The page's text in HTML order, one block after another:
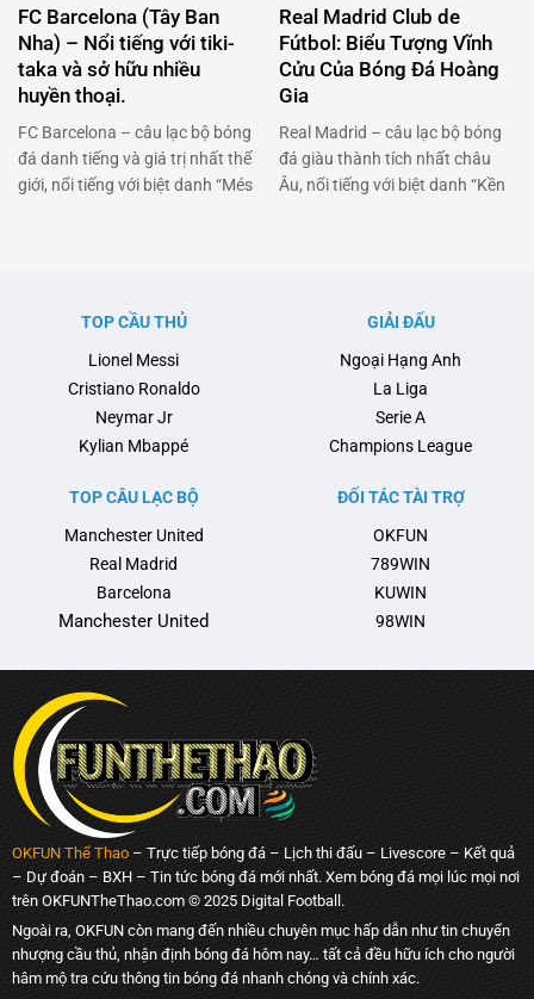
cảm. Từ …
OKFUN BÓNG …
FC Barcelona (Tây Ban
Nha) – Nổi tiếng với tiki-
taka và sở hữu nhiều
huyền thoại.
FC Barcelona – câu lạc bộ bóng
đá danh tiếng và giá trị nhất thế
giới, nổi tiếng với biệt danh “Més
giá, Barcelona luôn khẳng định
Real Madrid Club de
Fútbol: Biểu Tượng Vĩnh
Cửu Của Bóng Đá Hoàng
Gia
Real Madrid – câu lạc bộ bóng
đá giàu thành tích nhất châu
Âu, nổi tiếng với biệt danh “Kền
luôn khẳng định vị thế số 1 của
thức tại OKFUN …
TOP CẦU THỦ
Lionel Messi
Cristiano Ronaldo
Neymar Jr
Kylian Mbappé
GIẢI ĐẤU
Ngoại Hạng Anh
La Liga
Serie A
Champions League
TOP CÂU LẠC BỘ
Manchester United
Real Madrid
Barcelona
Manchester United
ĐỐI TÁC TÀI TRỢ
OKFUN
789WIN
KUWIN
98WIN
OKFUN Thể Thao– Trực tiếp bóng đá – Lịch thi đấu – Livescore – Kết quả
– Dự đoán – BXH – Tin tức bóng đá mới nhất. Xem bóng đá mọi lúc mọi nơi
trên OKFUNTheThao.com © 2025 Digital Football.
Ngoài ra, OKFUN còn mang đến nhiều chuyên mục hấp dẫn như tin chuyển
nhượng cầu thủ, nhận định bóng đá hôm nay… tất cả đều hữu ích cho người
hâm mộ tra cứu thông tin bóng đá nhanh chóng và chính xác.